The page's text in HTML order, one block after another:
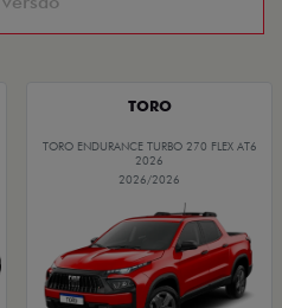
TORO
TORO ENDURANCE TURBO 270 FLEX AT6
2026
2026/2026